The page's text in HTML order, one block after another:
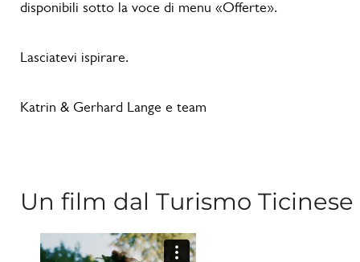
disponibili sotto la voce di menu «Offerte».
Lasciatevi ispirare.
Katrin & Gerhard Lange e team
Un film dal Turismo Ticinese